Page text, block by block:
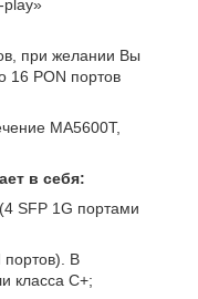
play»
при желании Вы
16 PON портов
MA5600T,
в себя:
SFP 1G портами
портов). В
класса C+;